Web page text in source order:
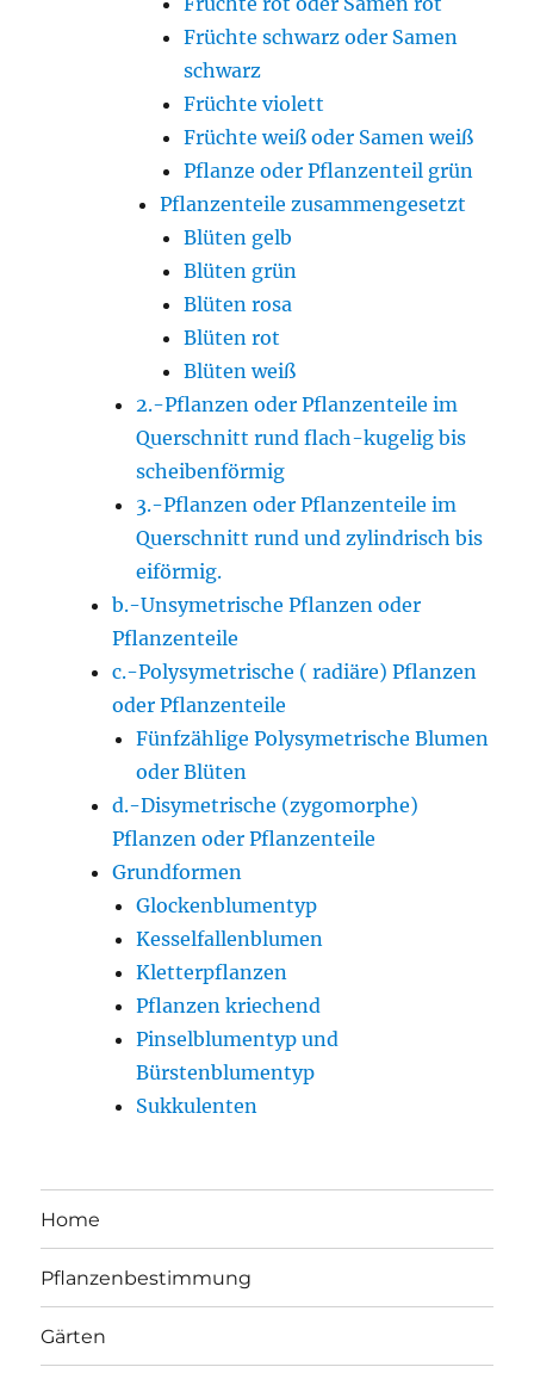
Früchte schwarz oder Samen
schwarz
Früchte violett
Früchte weiß oder Samen weiß
Pflanze oder Pflanzenteil grün
Pflanzenteile zusammengesetzt
Blüten gelb
Blüten grün
Blüten rosa
Blüten rot
Blüten weiß
2.-Pflanzen oder Pflanzenteile im
Querschnitt rund flach-kugelig bis
scheibenförmig
3.-Pflanzen oder Pflanzenteile im
Querschnitt rund und zylindrisch bis
eiförmig.
b.-Unsymetrische Pflanzen oder
Pflanzenteile
c.-Polysymetrische ( radiäre) Pflanzen
oder Pflanzenteile
Fünfzählige Polysymetrische Blumen
oder Blüten
d.-Disymetrische (zygomorphe)
Pflanzen oder Pflanzenteile
Grundformen
Glockenblumentyp
Kesselfallenblumen
Kletterpflanzen
Pflanzen kriechend
Pinselblumentyp und
Bürstenblumentyp
Sukkulenten
Home
Pflanzenbestimmung
Gärten